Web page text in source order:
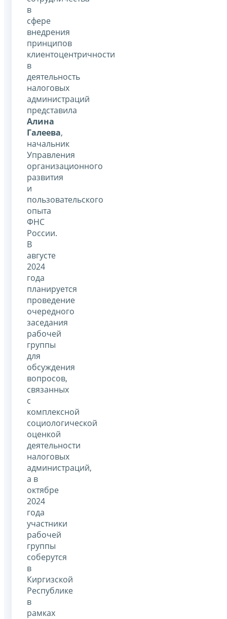
в
сфере
внедрения
принципов
клиентоцентричности
в
деятельность
налоговых
администраций
представила
Алина
Галеева,
начальник
Управления
организационного
развития
и
пользовательского
опыта
ФНС
России.
В
августе
2024
года
планируется
проведение
очередного
заседания
рабочей
группы
для
обсуждения
вопросов,
связанных
с
комплексной
социологической
оценкой
деятельности
налоговых
администраций,
а в
октябре
2024
года
участники
рабочей
группы
соберутся
в
Киргизской
Республике
в
рамках